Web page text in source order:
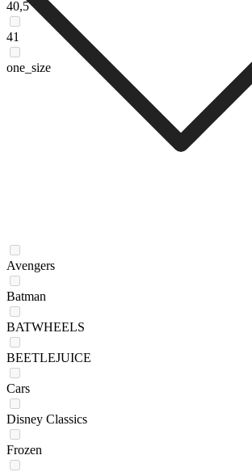
40,5
41
one_size
Avengers
Batman
BATWHEELS
BEETLEJUICE
Cars
Disney Classics
Frozen